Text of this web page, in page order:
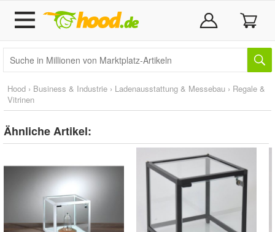
Hood › Business & Industrie › Ladenausstattung & Messebau › Regale &
Vitrinen
Ähnliche Artikel: